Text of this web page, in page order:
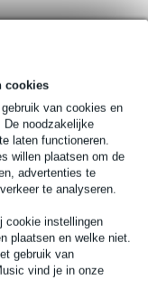
cookies
van cookies en
De noodzakelijke
laten functioneren.
willen plaatsen om de
advertenties te
te analyseren.
cookie instellingen
plaatsen en welke niet.
gebruik van
vind je in onze